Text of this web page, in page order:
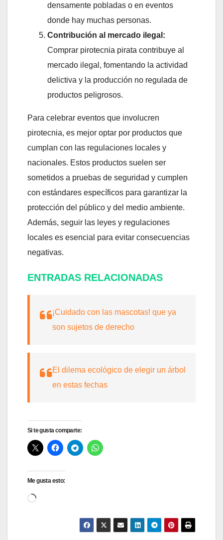
densamente pobladas o en eventos
donde hay muchas personas.
Contribución al mercado ilegal:
Comprar pirotecnia pirata contribuye al
mercado ilegal, fomentando la actividad
delictiva y la producción no regulada de
productos peligrosos.
Para celebrar eventos que involucren
pirotecnia, es mejor optar por productos que
cumplan con las regulaciones locales y
nacionales. Estos productos suelen ser
sometidos a pruebas de seguridad y cumplen
con estándares específicos para garantizar la
protección del público y del medio ambiente.
Además, seguir las leyes y regulaciones
locales es esencial para evitar consecuencias
negativas.
ENTRADAS RELACIONADAS
¡Cuidado con las mascotas! que ya
son sujetos de derecho
El dilema ecológico de elegir un árbol
en estas fechas
Si te gusta comparte:
Me gusta esto:
Cargando...